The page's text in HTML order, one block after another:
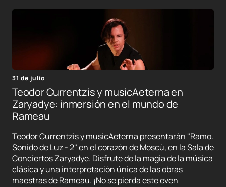
31 de julio
Teodor Currentzis y musicAeterna en
Zaryadye: inmersión en el mundo de
Rameau
Teodor Currentzis y musicAeterna presentarán "Ramo.
Sonido de Luz - 2" en el corazón de Moscú, en la Sala de
Conciertos Zaryadye. Disfrute de la magia de la música
clásica y una interpretación única de las obras
maestras de Rameau. ¡No se pierda este even